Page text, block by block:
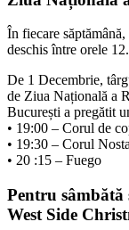
În fiecare
deschis între orele
De 1 Decembrie,
de Ziua Națională a
București a pregătit
• 19:00 – Corul de
• 19:30 – Corul
• 20 :15 – Fuego
Pentru
West Side